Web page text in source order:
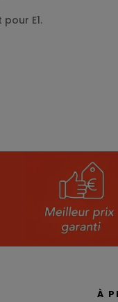
E1.
À